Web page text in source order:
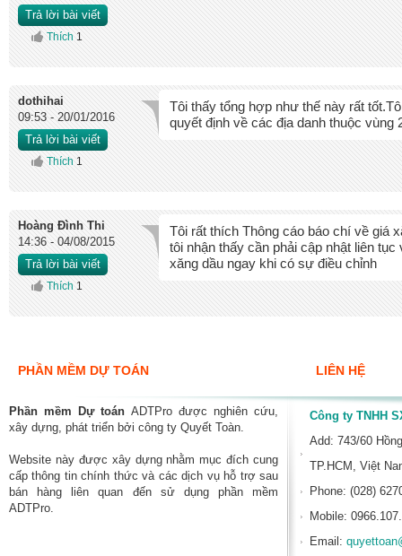
Trả lời bài viết
Thích 1
dothihai
09:53 - 20/01/2016
Trả lời bài viết
Thích 1
Tôi thấy tổng hợp như thế này rất
quyết định về các địa danh thuộc vùng
Hoàng Đình Thi
14:36 - 04/08/2015
Trả lời bài viết
Thích 1
Tôi rất thích Thông cáo báo chí về giá
tôi nhận thấy cần phải cập nhật liên
xăng dầu ngay khi có sự điều chỉnh
PHẦN MỀM DỰ TOÁN
Phần mềm Dự toán ADTPro được nghiên cứu,
xây dựng, phát triển bởi công ty Quyết Toàn.
Website này được xây dựng nhằm mục đích cung
cấp thông tin chính thức và các dịch vụ hỗ trợ sau
bán hàng liên quan đến sử dụng phần mềm
ADTPro.
LIÊN HỆ
Công ty TNHH
Add: 743/60
TP.HCM, Việt
Phone: (028)
Mobile:
Email: